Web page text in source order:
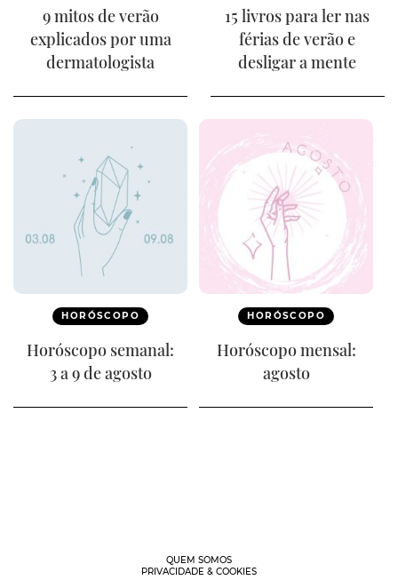
9 mitos de verão
explicados por uma
dermatologista
15 livros para ler nas
férias de verão e
desligar a mente
HORÓSCOPO
Horóscopo semanal:
3 a 9 de agosto
HORÓSCOPO
Horóscopo mensal:
agosto
QUEM SOMOS
PRIVACIDADE & COOKIES